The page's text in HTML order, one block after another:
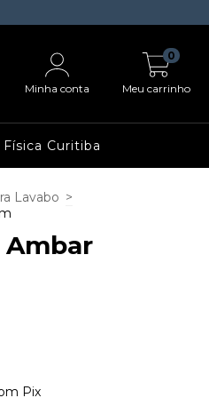
Minha conta Meu carrinho
0
Física Curitiba
Lavabo >
Pix